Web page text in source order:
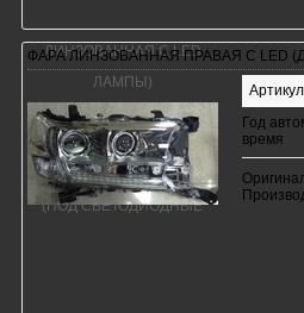
ФАРА ЛИНЗОВАННАЯ ПРАВАЯ С LED
Год
время